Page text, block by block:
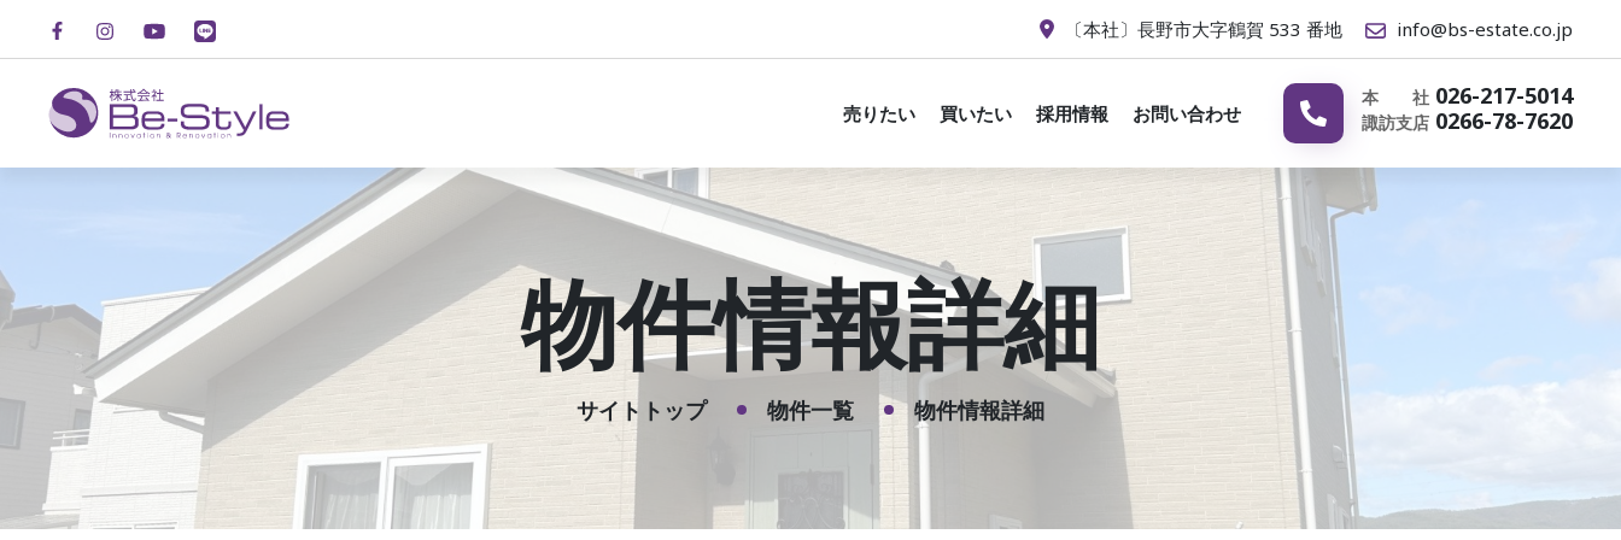
〔本社〕長野市大字鶴賀 533 番地 info@bs-estate.co.jp
本 社 026-217-5014
諏訪支店 0266-78-7620
売りたい 買いたい 採用情報 お問い合わせ
物件情報詳細
サイトトップ 物件一覧 物件情報詳細